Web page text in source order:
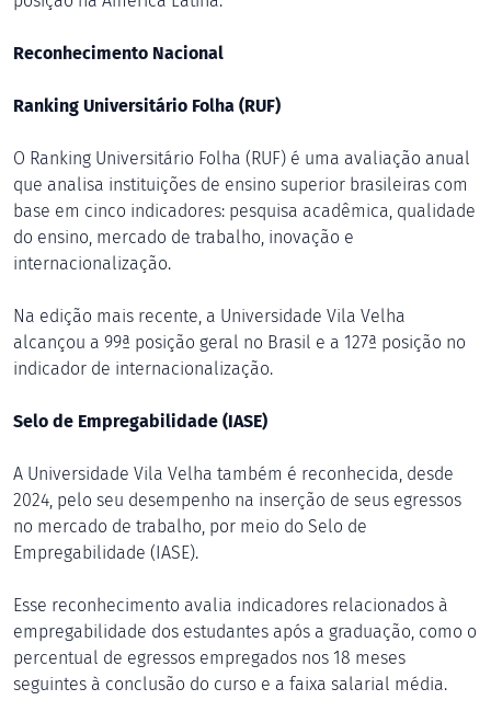
Reconhecimento Nacional
Ranking Universitário Folha (RUF)
O Ranking Universitário Folha (RUF) é uma avaliação anual
que analisa instituições de ensino superior brasileiras com
base em cinco indicadores: pesquisa acadêmica, qualidade
do ensino, mercado de trabalho, inovação e
internacionalização.
Na edição mais recente, a Universidade Vila Velha
alcançou a 99ª posição geral no Brasil e a 127ª posição no
indicador de internacionalização.
Selo de Empregabilidade (IASE)
A Universidade Vila Velha também é reconhecida, desde
2024, pelo seu desempenho na inserção de seus egressos
no mercado de trabalho, por meio do Selo de
Empregabilidade (IASE).
Esse reconhecimento avalia indicadores relacionados à
empregabilidade dos estudantes após a graduação, como o
percentual de egressos empregados nos 18 meses
seguintes à conclusão do curso e a faixa salarial média.